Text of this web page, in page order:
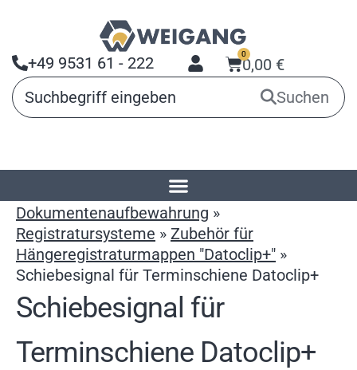
+49 9531 61 - 222 0,00 €
0
Suchen
»
Dokumentenaufbewahrung »
Registratursysteme » Zubehör für
Hängeregistraturmappen "Datoclip+" »
Schiebesignal für Terminschiene Datoclip+
Schiebesignal für
Terminschiene Datoclip+